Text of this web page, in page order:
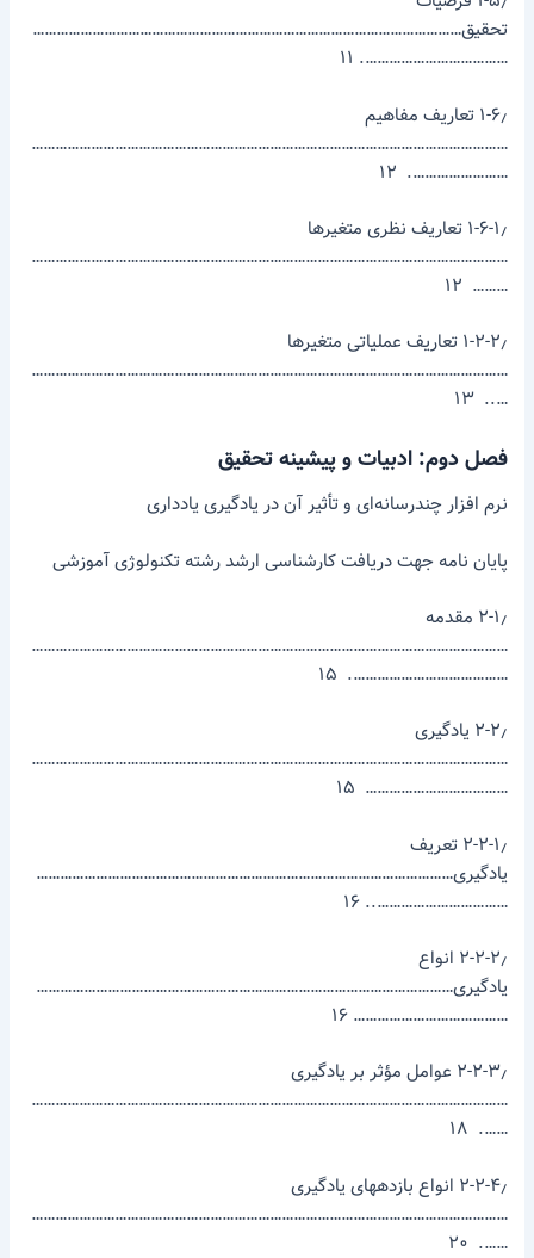
تحقیق………………………………………………………………………………………………
………………………………. ۱۱
۱-۶٫ تعاریف مفاهیم
…………………………………………………………………………………………………………
……………………. ۱۲
۱-۶-۱٫ تعاریف نظری متغیرها
…………………………………………………………………………………………………………
……… ۱۲
۱-۲-۲٫ تعاریف عملیاتی متغیرها
…………………………………………………………………………………………………………
….. ۱۳
فصل دوم: ادبیات و پیشینه تحقیق
نرم ­افزار چندرسانه‌ای و تأثیر آن در یادگیری یادداری
پایان­ نامه جهت دریافت کارشناسی­ ارشد رشته تکنولوژی آموزشی
۲-۱٫ مقدمه
…………………………………………………………………………………………………………
…………………………………. ۱۵
۲-۲٫ یادگیری
…………………………………………………………………………………………………………
……………………………… ۱۵
۲-۲-۱٫ تعریف
یادگیری……………………………………………………………………………………………
…………………………….. ۱۶
۲-۲-۲٫ انواع
یادگیری……………………………………………………………………………………………
………………………………… ۱۶
۲-۲-۳٫ عوامل مؤثر بر یادگیری
…………………………………………………………………………………………………………
……. ۱۸
۲-۲-۴٫ انواع بازده­های یادگیری
…………………………………………………………………………………………………………
……. ۲۰